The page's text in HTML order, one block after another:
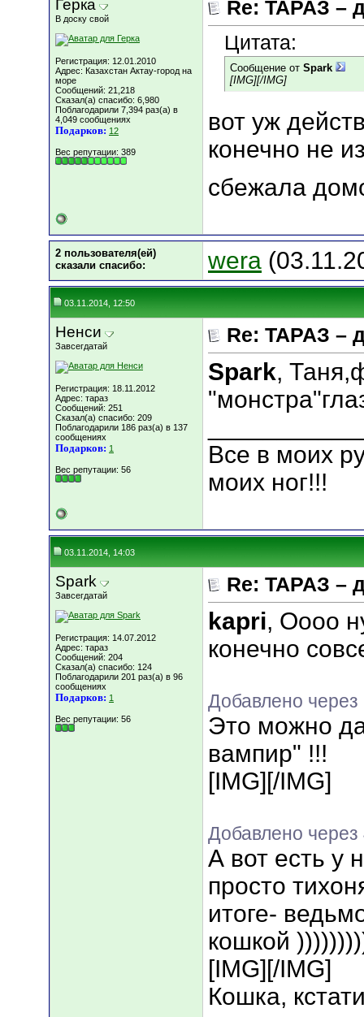
Герка
В доску свой
Регистрация: 12.01.2010
Адрес: Казахстан Актау-город на
море
Сообщений: 21,218
Сказал(а) спасибо: 6,980
Поблагодарили 7,394 раз(а) в
4,049 сообщениях
Подарков: 12
Вес репутации: 389
Re: ТАРАЗ –
Цитата:
Сообщение от Spark
[IMG][/IMG]
вот уж
конечно не
сбежала
2 пользователя(ей)
сказали cпасибо:
wera
03.11.2014, 12:50
Ненси
Завсегдатай
Регистрация: 18.11.2012
Адрес: тараз
Сообщений: 251
Сказал(а) спасибо: 209
Поблагодарили 186 раз(а) в 137
сообщениях
Подарков: 1
Вес репутации: 56
Re: ТАРАЗ –
Spark,
Все в моих
моих ног!!!
03.11.2014, 14:03
Spark
Завсегдатай
Регистрация: 14.07.2012
Адрес: тараз
Сообщений: 204
Сказал(а) спасибо: 124
Поблагодарили 201 раз(а) в 96
сообщениях
Подарков: 1
Вес репутации: 56
Re: ТАРАЗ –
kapri, Оооо
конечно
Добавлено через
Это можно
вампир" !!!
[IMG] [/IMG]
Добавлено
А вот есть у
просто
итоге-
кошкой
[IMG] [/IMG]
Кошка,